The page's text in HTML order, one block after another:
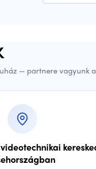
— partnere vagyunk